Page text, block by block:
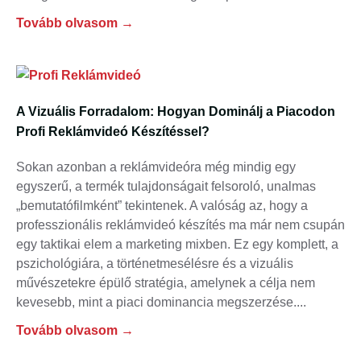
Tovább olvasom →
A Vizuális Forradalom: Hogyan Dominálj a Piacodon
Profi Reklámvideó Készítéssel?
Sokan azonban a reklámvideóra még mindig egy
egyszerű, a termék tulajdonságait felsoroló, unalmas
„bemutatófilmként” tekintenek. A valóság az, hogy a
professzionális reklámvideó készítés ma már nem csupán
egy taktikai elem a marketing mixben. Ez egy komplett, a
pszichológiára, a történetmesélésre és a vizuális
művészetekre épülő stratégia, amelynek a célja nem
kevesebb, mint a piaci dominancia megszerzése.
Tovább olvasom →